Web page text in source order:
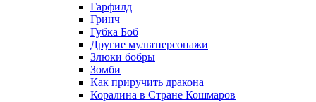
Гарфилд
Гринч
Губка Боб
Другие мультперсонажи
Злюки бобры
Зомби
Как приручить дракона
Коралина в Стране Кошмаров